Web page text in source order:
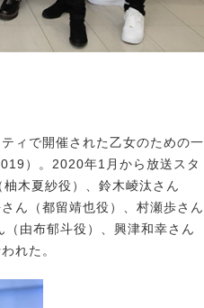
ィで開催された乙女のための一
）。2020年1月から放送スタ
木夏紗役）、鈴木崚汰さん
ん（都留靖也役）、村瀬歩さん
（由布郁斗役）、興津和幸さん
れた。